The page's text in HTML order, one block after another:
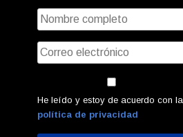
He leído y estoy de acuerdo con la
política de privacidad